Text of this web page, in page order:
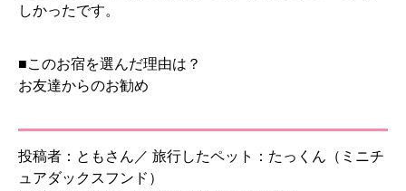
しかったです。
■このお宿を選んだ理由は？
お友達からのお勧め
投稿者：ともさん／ 旅行したペット：たっくん（ミニチ
ュアダックスフンド）